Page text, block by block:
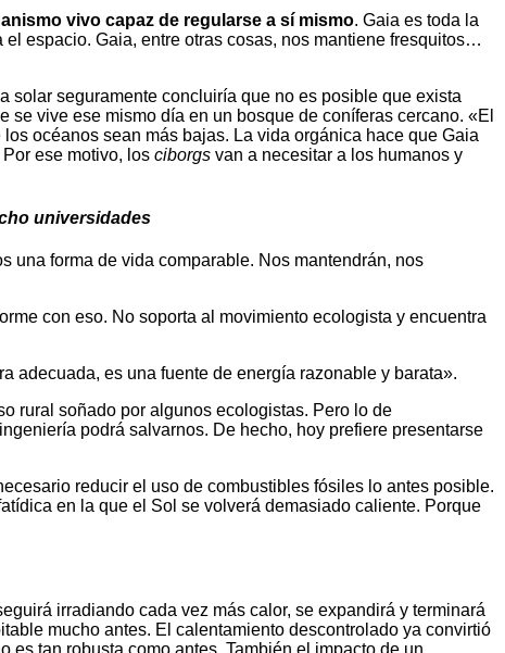
vivo capaz de regularse a sí mismo. Gaia es toda la
espacio. Gaia, entre otras cosas, nos mantiene fresquitos…
solar seguramente concluiría que no es posible que exista
vive ese mismo día en un bosque de coníferas cercano. «El
océanos sean más bajas. La vida orgánica hace que Gaia
ese motivo, los ciborgs van a necesitar a los humanos y
universidades
una forma de vida comparable. Nos mantendrán, nos
con eso. No soporta al movimiento ecologista y encuentra
adecuada, es una fuente de energía razonable y barata».
rural soñado por algunos ecologistas. Pero lo de
podrá salvarnos. De hecho, hoy prefiere presentarse
reducir el uso de combustibles fósiles lo antes posible.
en la que el Sol se volverá demasiado caliente. Porque
irradiando cada vez más calor, se expandirá y terminará
mucho antes. El calentamiento descontrolado ya convirtió